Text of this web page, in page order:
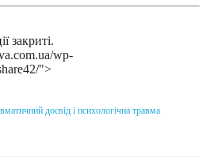
закриті.
wp-
">
досвід і психологічна травма